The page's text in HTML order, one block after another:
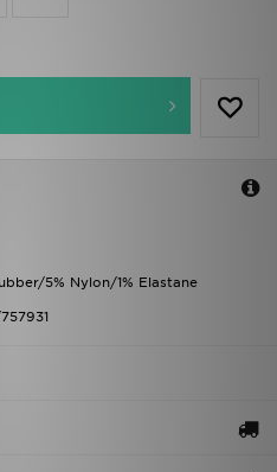
5% Nylon/1% Elastane